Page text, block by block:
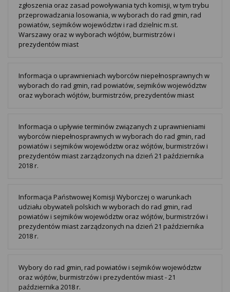
zgłoszenia oraz zasad powoływania tych komisji, w tym trybu
przeprowadzania losowania, w wyborach do rad gmin, rad
powiatów, sejmików województw i rad dzielnic m.st.
Warszawy oraz w wyborach wójtów, burmistrzów i
prezydentów miast
Informacja o uprawnieniach wyborców niepełnosprawnych w
wyborach do rad gmin, rad powiatów, sejmików województw
oraz wyborach wójtów, burmistrzów, prezydentów miast
Informacja o upływie terminów związanych z uprawnieniami
wyborców niepełnosprawnych w wyborach do rad gmin, rad
powiatów i sejmików województw oraz wójtów, burmistrzów i
prezydentów miast zarządzonych na dzień 21 października
2018 r.
Informacja Państwowej Komisji Wyborczej o warunkach
udziału obywateli polskich w wyborach do rad gmin, rad
powiatów i sejmików województw oraz wójtów, burmistrzów i
prezydentów miast zarządzonych na dzień 21 października
2018 r.
Wybory do rad gmin, rad powiatów i sejmików województw
oraz wójtów, burmistrzów i prezydentów miast - 21
października 2018 r.